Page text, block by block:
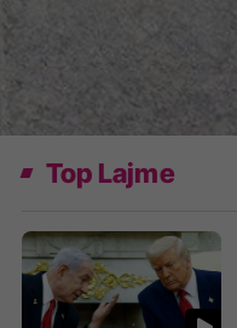
Top Lajme